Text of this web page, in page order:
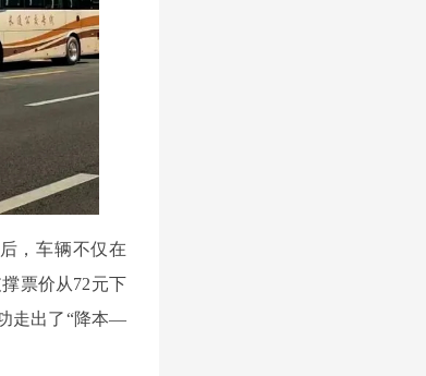
，车辆不仅在
票价从72元下
走出了“降本—